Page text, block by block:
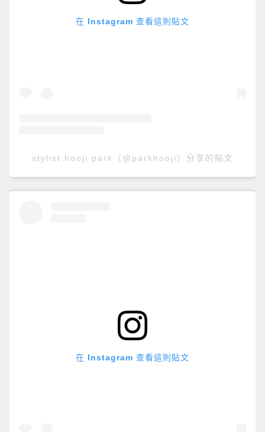
在 Instagram 查看這則貼文
stylist hooji park（@parkhooji）分享的貼文
在 Instagram 查看這則貼文